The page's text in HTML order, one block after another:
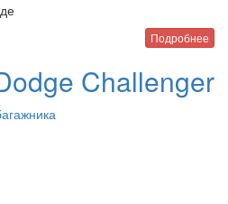
Подробнее
Challenger